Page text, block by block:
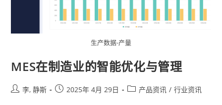
生产数据-产量
MES在制造业的智能优化与管理
李, 静斯 2025年 4月 29日 产品资讯 / 行业资讯